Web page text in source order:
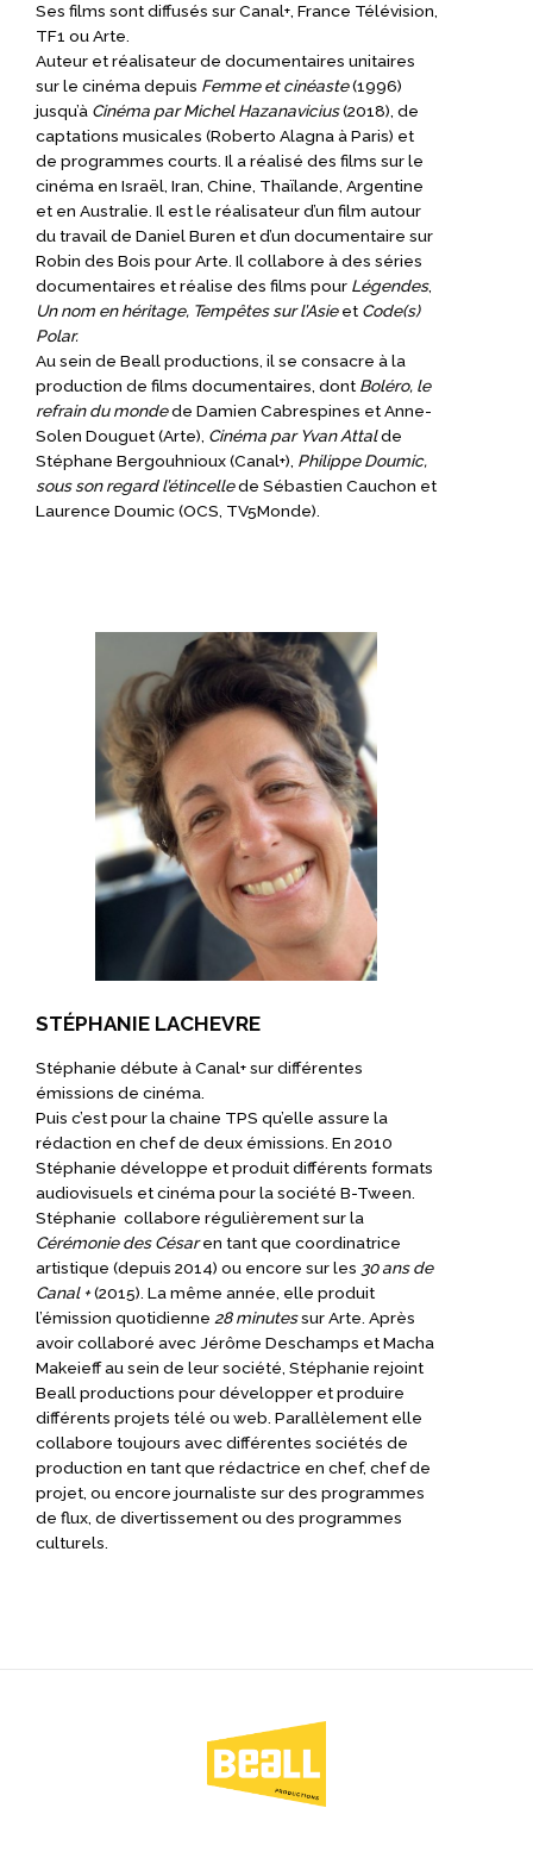
Ses films sont diffusés sur Canal+, France Télévision,
TF1 ou Arte.
Auteur et réalisateur de documentaires unitaires
sur le cinéma depuis Femme et cinéaste(1996)
jusqu’à Cinéma par Michel Hazanavicius(2018), de
captations musicales (Roberto Alagna à Paris) et
de programmes courts. Il a réalisé des films sur le
cinéma en Israël, Iran, Chine, Thaïlande, Argentine
et en Australie. Il est le réalisateur d’un film autour
du travail de Daniel Buren et d’un documentaire sur
Robin des Bois pour Arte. Il collabore à des séries
documentaires et réalise des films pour Légendes,
Un nom en héritage, Tempêtes sur l’Asieet Code(s)
Polar.
Au sein de Beall productions, il se consacre à la
production de films documentaires, dont Boléro, le
refrain du mondede Damien Cabrespines et Anne-
Solen Douguet (Arte), Cinéma par Yvan Attalde
Stéphane Bergouhnioux (Canal+), Philippe Doumic,
sous son regard l’étincellede Sébastien Cauchon et
Laurence Doumic (OCS, TV5Monde).
STÉPHANIE LACHEVRE
Stéphanie débute à Canal+ sur différentes
émissions de cinéma.
Puis c’est pour la chaine TPS qu’elle assure la
rédaction en chef de deux émissions. En 2010
Stéphanie développe et produit différents formats
audiovisuels et cinéma pour la société B-Tween.
Stéphanie collabore régulièrement sur la
Cérémonie des Césaren tant que coordinatrice
artistique (depuis 2014) ou encore sur les 30 ans de
Canal +(2015). La même année, elle produit
l’émission quotidienne 28 minutessur Arte. Après
avoir collaboré avec Jérôme Deschamps et Macha
Makeieff au sein de leur société, Stéphanie rejoint
Beall productions pour développer et produire
différents projets télé ou web. Parallèlement elle
collabore toujours avec différentes sociétés de
production en tant que rédactrice en chef, chef de
projet, ou encore journaliste sur des programmes
de flux, de divertissement ou des programmes
culturels.